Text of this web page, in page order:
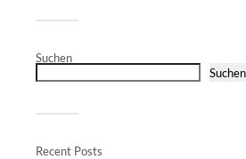
Suchen
Suchen
Recent Posts